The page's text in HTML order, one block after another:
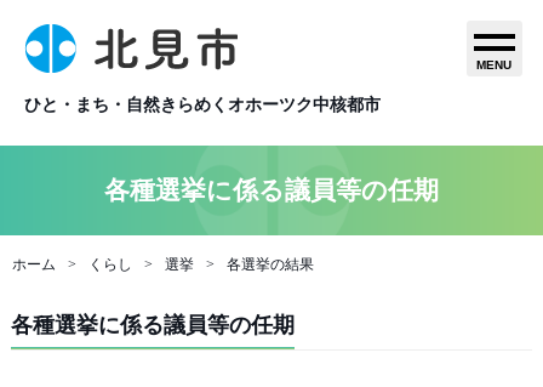
ひと・まち・自然きらめくオホーツク中核都市
MENU
各種選挙に係る議員等の任期
ホーム くらし 選挙 各選挙の結果
各種選挙に係る議員等の任期